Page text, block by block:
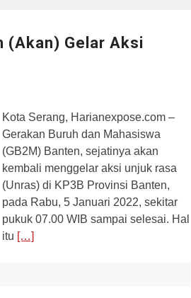
(Akan) Gelar Aksi
Kota Serang, Harianexpose.com –
Gerakan Buruh dan Mahasiswa
(GB2M) Banten, sejatinya akan
kembali menggelar aksi unjuk rasa
(Unras) di KP3B Provinsi Banten,
pada Rabu, 5 Januari 2022, sekitar
pukuk 07.00 WIB sampai selesai. Hal
itu […]